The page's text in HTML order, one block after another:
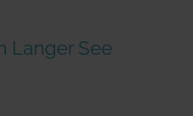
Langer See